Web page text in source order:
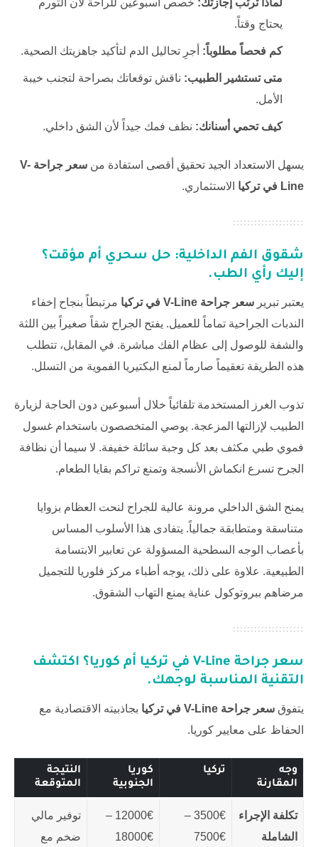
يحتاج وقتاً.
كم فحصاً مطلوباً: أجرِ تحاليل الدم لتأكيد جاهزيتك الصحية.
متى تستشير الطبيب: ناقش توقعاتك بصراحة لتجنب خيبة
الأمل.
كيف تحمي أسنانك: نظف فمك جيداً لأن الشق داخلي.
يسهل الاستعداد الجيد تحقيق أقصى استفادة من
سعر جراحة V-
Line في تركيا
الاستثماري.
شقوق الفم الداخلية: حل سحري أم مؤقت؟
إليك رأي الطب.
يعتبر تبرير سعر جراحة V-Line في تركيا
مرتبطاً بنجاح إخفاء
الندبات الجراحية تماماً للعميل. يفتح الجراح شقاً صغيراً بين اللثة
والشفة للوصول إلى عظام الفك مباشرة. في المقابل، تتطلب
هذه الطريقة تعقيماً صارماً لمنع البكتيريا الفموية من التسلل.
تذوب الغرز المستخدمة تلقائياً خلال أسبوعين دون الحاجة لزيارة
الطبيب لإزالتها المزعجة. يوصي المتخصصون باستخدام غسول
فموي طبي مكثف بعد كل وجبة سائلة خفيفة. لا سيما أن نظافة
الجرح تسرع انكماش الأنسجة وتمنع تراكم بقايا الطعام.
يمنح الشق الداخلي مرونة عالية للجراح لنحت العظام بزوايا
متناسقة ومتطابقة جمالياً. يتفادى هذا الأسلوب المساس
بأعصاب الوجه السطحية المسؤولة عن تعابير الابتسامة
الطبيعية. علاوة على ذلك، يوجه أطباء مركز فلوريا للتجميل
مرضاهم ببروتوكول عناية يمنع التهاب الشقوق.
سعر جراحة V-Line في تركيا
أم كوريا؟ اكتشف
التقنية المناسبة لوجهك.
يتفوق سعر جراحة V-Line في تركيا
بجاذبيته الاقتصادية مع
الحفاظ على معايير كوريا.
وجه
المقارنة
تركيا
كوريا
الجنوبية
النتيجة
المتوقعة
تكلفة الإجراء
الشاملة
3500€ –
7500€
12000€ –
18000€
توفير مالي
ضخم مع